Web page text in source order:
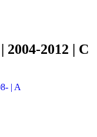
2012 | C